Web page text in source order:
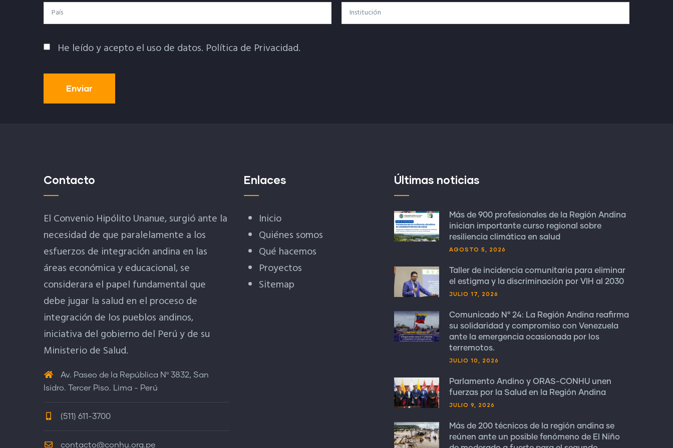
País Institución
Política De Privacidad
He leído y acepto el uso de datos. Política de Privacidad.
Contacto
El Convenio Hipólito Unanue, surgió ante la
necesidad de que paralelamente a los
esfuerzos de integración andina en las
áreas económica y educacional, se
considerara el papel fundamental que
debe jugar la salud en el proceso de
integración de los pueblos andinos,
iniciativa del gobierno del Perú y de su
Ministerio de Salud.
Av. Paseo de la República Nº 3832, San
Isidro. Tercer Piso. Lima - Perú
(511) 611-3700
contacto@conhu.org.pe
Enlaces
Inicio
Quiénes somos
Qué hacemos
Proyectos
Sitemap
Últimas noticias
Más de 900 profesionales de la Región Andina
inician importante curso regional sobre
resiliencia climática en salud
AGOSTO 5, 2026
Taller de incidencia comunitaria para eliminar
el estigma y la discriminación por VIH al 2030
JULIO 17, 2026
Comunicado N° 24: La Región Andina reafirma
su solidaridad y compromiso con Venezuela
ante la emergencia ocasionada por los
terremotos.
JULIO 10, 2026
Parlamento Andino y ORAS-CONHU unen
fuerzas por la Salud en la Región Andina
JULIO 9, 2026
Más de 200 técnicos de la región andina se
reúnen ante un posible fenómeno de El Niño